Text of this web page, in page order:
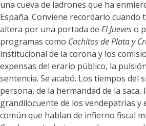
una cueva de ladrones que ha
España. Conviene recordarlo cuando
altera por una portada de El Jueveso
programas como Cachitos de Plata y
institucional de la corona y los
expensas del erario público, la
sentencia. Se acabó. Los tiempos del
persona, de la hermandad de la saca,
grandilocuente de los vendepatrias y
común que hablan de infierno fiscal